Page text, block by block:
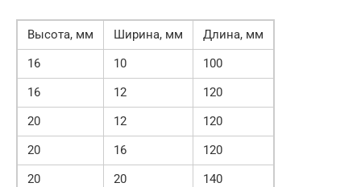
Высота, мм Ширина, мм
Длина, мм
16
10
100
16
12
120
20
12
120
20
16
120
20
20
140